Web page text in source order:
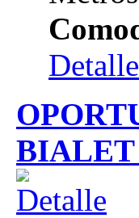
Detalle
BIALET